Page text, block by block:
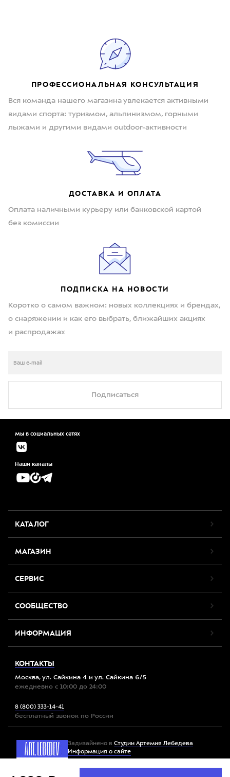
ПРОФЕССИОНАЛЬНАЯ КОНСУЛЬТАЦИЯ
Вся команда нашего магазина увлекается активными
видами спорта: туризмом, альпинизмом, горными
лыжами и другими видами outdoor-активности
ДОСТАВКА И ОПЛАТА
Оплата наличными курьеру или банковской картой
без комиссии
ПОДПИСКА НА НОВОСТИ
Коротко о самом важном: новых коллекциях и брендах,
о снаряжении и как его выбрать, ближайших акциях
и распродажах
Подписаться
Мы в социальных сетях
Наши каналы
КАТАЛОГ
МАГАЗИН
СЕРВИС
СООБЩЕСТВО
ИНФОРМАЦИЯ
КОНТАКТЫ
Москва, ул. Сайкина 4 и ул. Сайкина 6/5
ежедневно с 10:00 до 24:00
8 (800) 333-14-41
бесплатный звонок по России
Задизайнено в Студии Артемия Лебедева
Информация о сайте